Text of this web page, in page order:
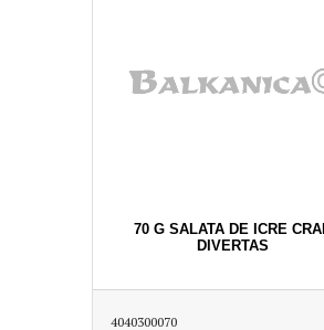
70 G SALATA DE ICRE
DIVERTAS
4040300070